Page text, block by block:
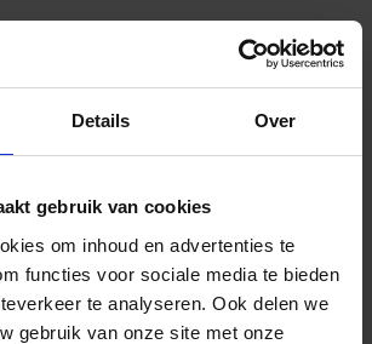
Details Over
gebruik van cookies
om inhoud en advertenties te
functies voor sociale media te bieden
te analyseren. Ook delen we
gebruik van onze site met onze